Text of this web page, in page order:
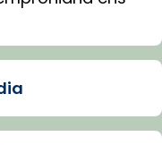
Tortosa, ha